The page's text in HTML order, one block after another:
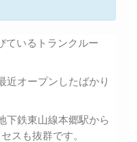
ているトランクルー
近オープンしたばかり
下鉄東山線本郷駅から
スも抜群です。